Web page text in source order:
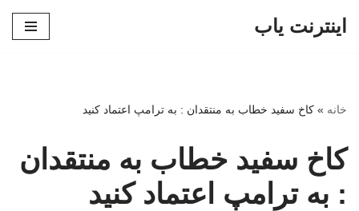
اینترنت یاب
خانه » کاخ سفید خطاب به منتقدان : به ترامپ اعتماد کنید
کاخ سفید خطاب به منتقدان
: به ترامپ اعتماد کنید